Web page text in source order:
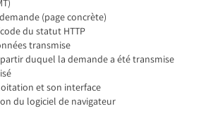
(page concrète)
du statut HTTP
transmise
duquel la demande a été transmise
et son interface
du logiciel de navigateur